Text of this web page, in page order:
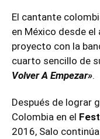
El cantante
en México desde
proyecto con la
cuarto sencillo de
Volver A Empezar».
Después de lograr
Colombia en el
2016, Salo